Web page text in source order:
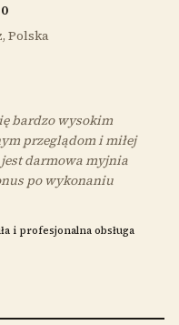
Polska
bardzo wysokim
przeglądom i miłej
darmowa myjnia
po wykonaniu
i profesjonalna obsługa